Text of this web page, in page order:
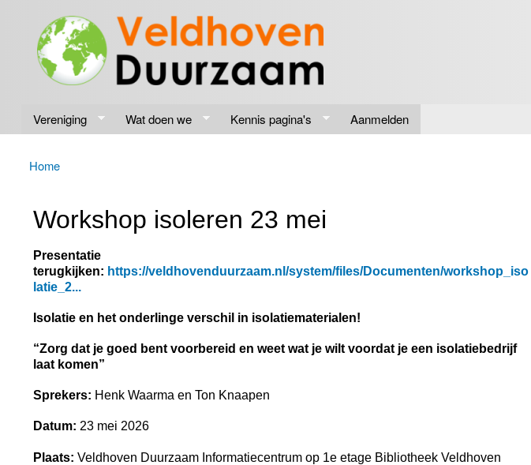
Veldhoven
Duurzaam
Energiek
naar de
toekomst
Vereniging Wat doen we Kennis pagina's Aanmelden
U bent hier
Home
Workshop isoleren 23 mei
Presentatie
terugkijken: https://veldhovenduurzaam.nl/system/files/Documenten/workshop_iso
latie_2...
Isolatie en het onderlinge verschil in isolatiematerialen!
“Zorg dat je goed bent voorbereid en weet wat je wilt voordat je een isolatiebedrijf
laat komen”
Sprekers: Henk Waarma en Ton Knaapen
Datum: 23 mei 2026
Plaats: Veldhoven Duurzaam Informatiecentrum op 1e etage Bibliotheek Veldhoven